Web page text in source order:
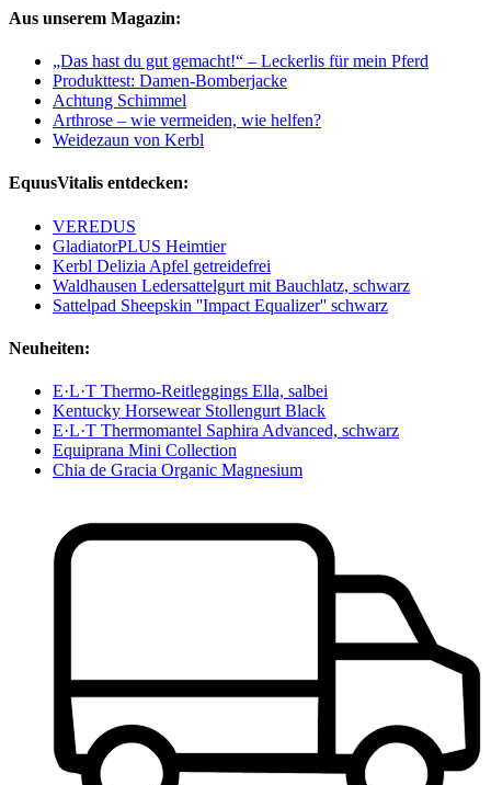
Aus unserem Magazin:
„Das hast du gut gemacht!“ – Leckerlis für mein Pferd
Produkttest: Damen-Bomberjacke
Achtung Schimmel
Arthrose – wie vermeiden, wie helfen?
Weidezaun von Kerbl
EquusVitalis entdecken:
VEREDUS
GladiatorPLUS Heimtier
Kerbl Delizia Apfel getreidefrei
Waldhausen Ledersattelgurt mit Bauchlatz, schwarz
Sattelpad Sheepskin ''Impact Equalizer'' schwarz
Neuheiten:
E·L·T Thermo-Reitleggings Ella, salbei
Kentucky Horsewear Stollengurt Black
E·L·T Thermomantel Saphira Advanced, schwarz
Equiprana Mini Collection
Chia de Gracia Organic Magnesium